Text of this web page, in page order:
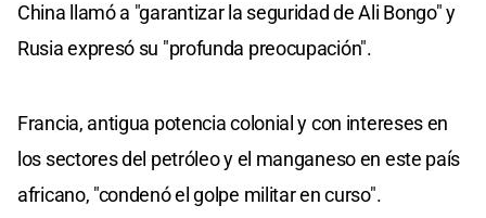
China llamó a "garantizar la seguridad de Ali Bongo" y
Rusia expresó su "profunda preocupación".
Francia, antigua potencia colonial y con intereses en
los sectores del petróleo y el manganeso en este país
africano, "condenó el golpe militar en curso".